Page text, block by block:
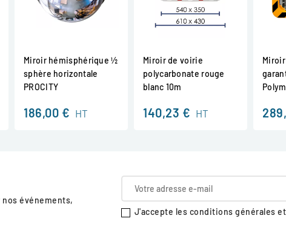
Miroir hémisphérique ½
sphère horizontale
PROCITY
186,00 € HT
Miroir de voirie
polycarbonate rouge
blanc 10m
140,23 € HT
événements,
J'accepte les conditions générales